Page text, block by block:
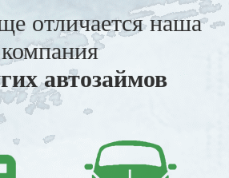
отличается наша
компания
автозаймов